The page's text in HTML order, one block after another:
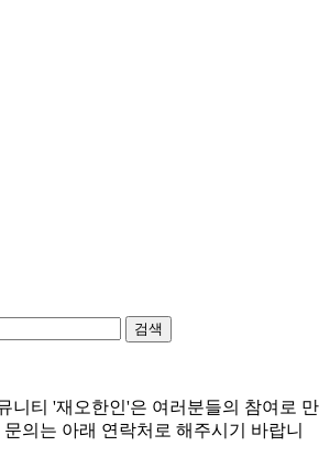
검색
니티 '재오한인'은 여러분들의 참여로 만
의는 아래 연락처로 해주시기 바랍니